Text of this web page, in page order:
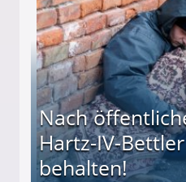
Nach
Hartz-IV-
behalten!